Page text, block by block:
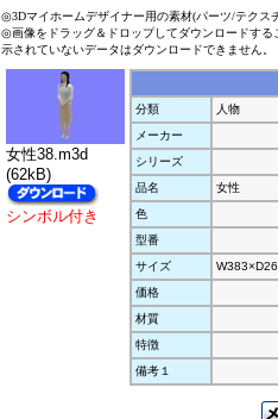
◎3Dマイホームデザイナー用の素材(パーツ/テクス
◎画像をドラッグ＆ドロップしてダウンロードす
示されていないデータはダウンロードできません。
女性38.m3d
(62kB)
シンボル付き
分類
人物
メーカー
シリーズ
品名
女性
色
型番
サイズ
価格
材質
特徴
備考１